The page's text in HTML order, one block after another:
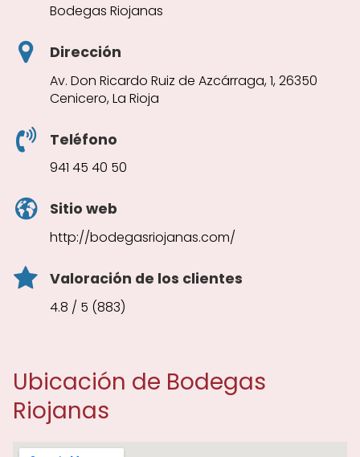
Bodegas Riojanas
Dirección
Av. Don Ricardo Ruiz de Azcárraga, 1, 26350
Cenicero, La Rioja
Teléfono
941 45 40 50
Sitio web
http://bodegasriojanas.com/
Valoración de los clientes
4.8 / 5 (883)
Ubicación de Bodegas
Riojanas